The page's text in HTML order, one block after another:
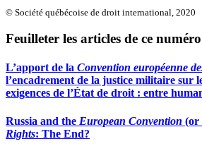
© Société québécoise de droit international, 2020
Feuilleter les articles de ce numéro
L’apport de la Convention européenne
l’encadrement de la justice militaire sur
exigences de l’État de droit : entre
Russia and the European Convention (or
Rights: The End?